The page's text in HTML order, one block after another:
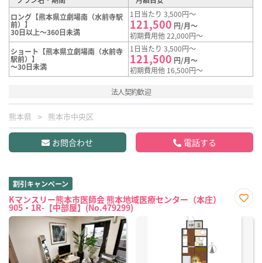
ロング【熊本県立劇場南（水前寺駅
前）】
30日以上～360日未満
1日当たり 3,500円～
121,500 円/月～
初期費用他 22,000円～
ショート【熊本県立劇場南（水前寺
駅前）】
～30日未満
1日当たり 3,500円～
121,500 円/月～
初期費用他 16,500円～
法人契約歓迎
熊本県 熊本市中央区
お問合わせ 電話する
割引キャンペーン
Kマンスリー熊本市医師会 熊本地域医療センター（本庄）
905・1R-【中部屋】(No.479299)
に入